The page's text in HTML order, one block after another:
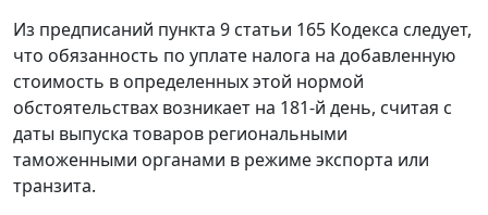
Из предписаний пункта 9 статьи 165 Кодекса следует,
что обязанность по уплате налога на добавленную
стоимость в определенных этой нормой
обстоятельствах возникает на 181-й день, считая с
даты выпуска товаров региональными
таможенными органами в режиме экспорта или
транзита.